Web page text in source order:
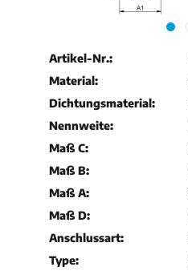
Artikel-Nr.:
Material:
Dichtungsmaterial:
Nennweite:
Maß C:
Maß B:
Maß A:
Maß D:
Anschlussart:
Type: